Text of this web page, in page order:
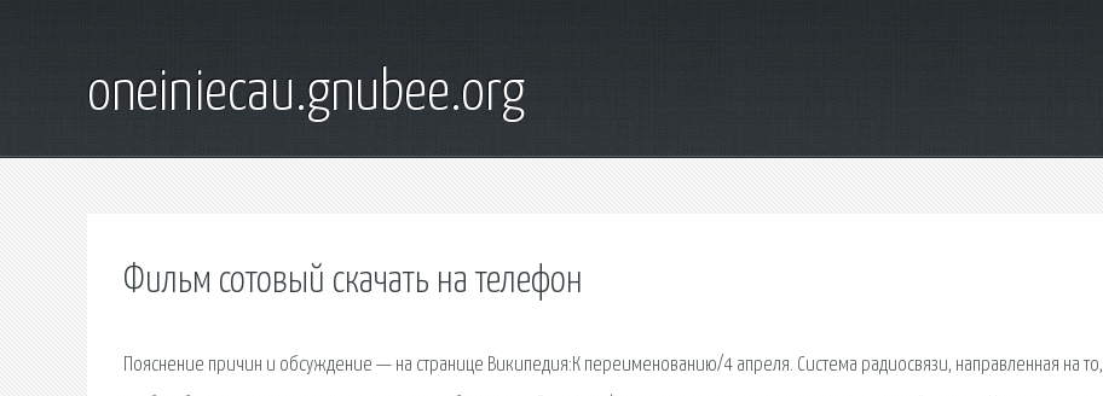
oneiniecau.gnubee.org
Фильм сотовый скачать на телефон
Пояснение причин и обсуждение — на странице Википедия:К переименованию/4 апреля. Система радиосвязи, направленная на то,